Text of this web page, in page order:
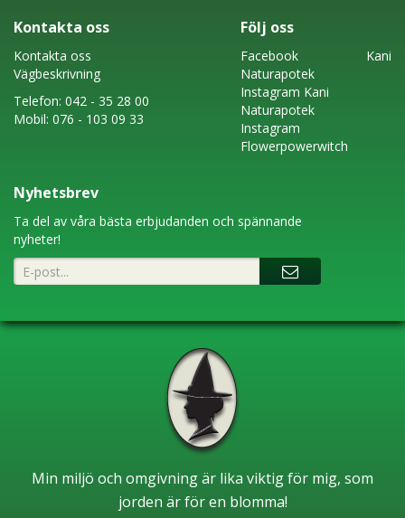
Kontakta oss
Kontakta oss
Vägbeskrivning
Telefon: 042 - 35 28 00
Mobil: 076 - 103 09 33
Följ oss
FacebookKani
Naturapotek
Instagram Kani
Naturapotek
Instagram
Flowerpowerwitch
Nyhetsbrev
Ta del av våra bästa erbjudanden och spännande
nyheter!
Min miljö och omgivning är lika viktig för mig, som
jorden är för en blomma!